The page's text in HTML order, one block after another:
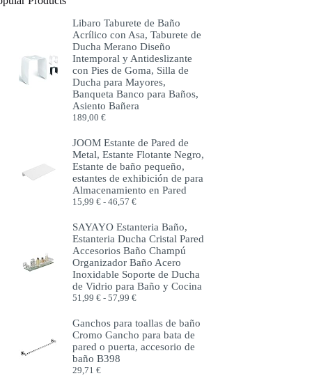
Libaro Taburete de Baño
Acrílico con Asa, Taburete de
Ducha Merano Diseño
Intemporal y Antideslizante
con Pies de Goma, Silla de
Ducha para Mayores,
Banqueta Banco para Baños,
Asiento Bañera
189,00€
JOOM Estante de Pared de
Metal, Estante Flotante Negro,
Estante de baño pequeño,
estantes de exhibición de para
Almacenamiento en Pared
15,99€ - 46,57€Rango
precios:
desde
15,99 €
hasta
46,57 €
SAYAYO Estanteria Baño,
Estanteria Ducha Cristal Pared
Accesorios Baño Champú
Organizador Baño Acero
Inoxidable Soporte de Ducha
de Vidrio para Baño y Cocina
51,99€ - 57,99€Rango
precios:
desde
51,99 €
hasta
Ganchos para toallas de baño
Cromo Gancho para bata de
pared o puerta, accesorio de
baño B398
29,71€